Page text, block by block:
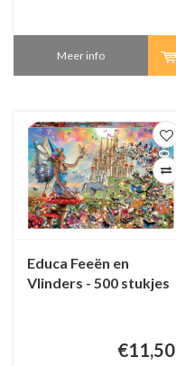
Meer info
Educa Feeën en
Vlinders - 500 stukjes
€11,50